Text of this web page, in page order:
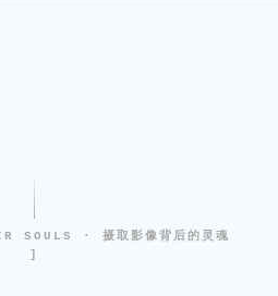
SOULS · 摄取影像背后的灵魂
]